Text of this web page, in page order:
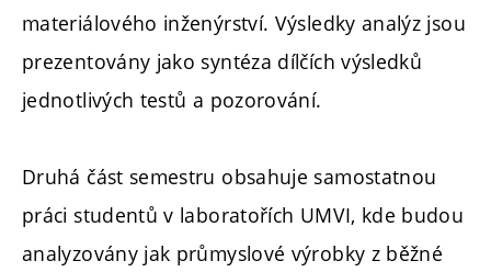
materiálového inženýrství. Výsledky analýz jsou
prezentovány jako syntéza dílčích výsledků
jednotlivých testů a pozorování.
Druhá část semestru obsahuje samostatnou
práci studentů v laboratořích UMVI, kde budou
analyzovány jak průmyslové výrobky z běžné